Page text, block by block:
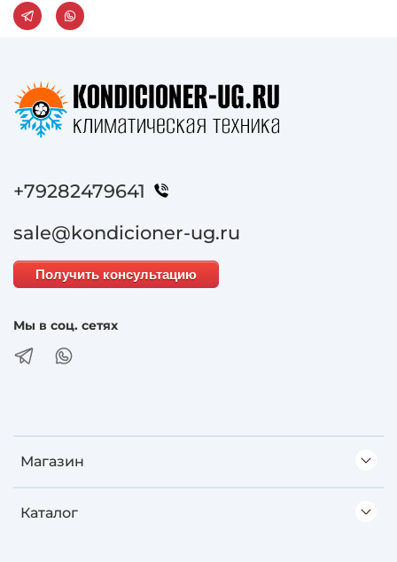
Магазин
Каталог
+79282479641
sale@kondicioner-ug.ru
Получить консультацию
Мы в соц. сетях